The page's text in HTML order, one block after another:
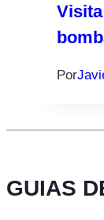
Por
GUIAS